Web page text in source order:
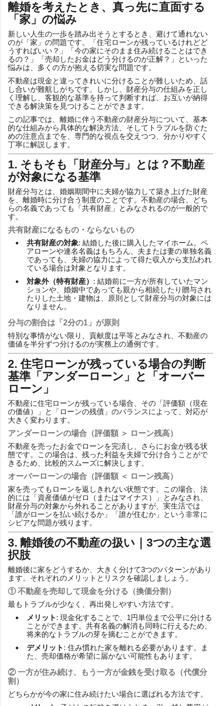
離婚を考えたとき、真っ先に直面する
「家」の悩み
新しい人生の一歩を踏み出そうとするとき、避けて通れない
のが「家」の問題です。「住宅ローンが残っているけれどど
うすればいい？」「今の家にそのまま住み続けることはでき
るの？」「売却したお金はどう分けるのが正解？」といった
悩みは、多くの方が抱える切実な問題です。
不動産は現金と違ってきれいに分けることが難しいため、話
し合いが難航しがちです。しかし、財産分与の仕組みを正し
く理解し、客観的な基準を持って判断すれば、お互いが納得
できる解決策を見つけることができます。
この記事では、離婚に伴う不動産の財産分与について、基本
的な仕組みから具体的な解決方法、そしてトラブルを防ぐた
めの注意点までを、専門的な視点を交えつつ、分かりやすく
丁寧に解説します。
1. そもそも「財産分与」とは？不動産
が対象になる基準
財産分与とは、婚姻期間中に夫婦が協力して築き上げた財産
を、離婚時に分け合う制度のことです。不動産の場合、どち
らの名義であっても「共有財産」とみなされるのが一般的で
す。
共有財産になるもの・ならないもの
共有財産の対象: 結婚した後に購入したマイホーム。ペ
アローンや連名名義はもちろん、夫または妻の単独名義
であっても、夫婦の協力によって得た収入から支払われ
ている場合は対象となります。
対象外（特有財産） : 結婚前に一方が所有していたマン
ションや、婚姻中であっても親から相続したり贈与され
たりした土地・建物は、原則として財産分与の対象には
なりません。
分与の割合は「2分の1」が原則
特別な事情がない限り、貢献度は平等とみなされ、不動産の
価値を半分ずつ分けるのが実務上の通例です。
2. 住宅ローンが残っている場合の判断
基準「アンダーローン」と「オーバー
ローン」
不動産に住宅ローンが残っている場合、その「評価額（現在
の価値）」と「ローンの残債」のバランスによって、対応が
大きく変わります。
アンダーローンの場合（評価額 ＞ ローン残高）
不動産を売ったお金でローンを完済し、さらにお金が残る状
態です。この場合は、残った利益を夫婦で分け合うことがで
きるため、比較的スムーズに解決します。
オーバーローンの場合（評価額 ＜ ローン残高）
家を売ってもローンを返しきれない状態です。この場合、法
的には「資産価値がゼロ（またはマイナス）」とみなされ、
財産分与の対象から外れることがありますが、実生活では
「誰がローンを払い続けるか」「誰が住むか」という非常に
シビアな問題が残ります。
3. 離婚後の不動産の扱い｜3つの主な選
択肢
離婚後に家をどうするか、大きく分けて3つのパターンがあり
ます。それぞれのメリットとリスクを確認しましょう。
① 不動産を売却して現金を分ける（換価分割）
最もトラブルが少なく、再出発しやすい方法です。
メリット : 現金化することで、1円単位まで公平に分ける
ことができます。共有名義の解消も同時に行えるため、
将来的なトラブルの芽を摘むことができます。
デメリット : 住み慣れた家を離れる必要があります。ま
た、売却価格が希望に届かない可能性もあります。
② 一方が住み続け、もう一方が金銭を受け取る（代償分
割）
どちらかが今の家に住み続けたい場合に選ばれる方法です。